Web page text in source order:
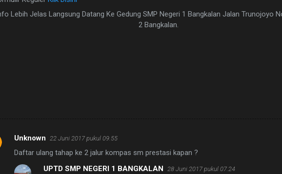
Lebih Jelas Langsung Datang Ke Gedung SMP Negeri 1 Bangkalan Jalan Trunojoyo
2 Bangkalan.
Unknown 22 Juni 2017 pukul 09.55
Daftar ulang tahap ke 2 jalur kompas sm prestasi kapan ?
UPTD SMP NEGERI 1 BANGKALAN 28 Juni 2017 pukul 07.24